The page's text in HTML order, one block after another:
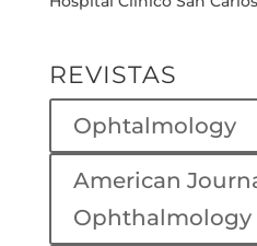
REVISTAS
Ophtalmology
American
Ophthalmology